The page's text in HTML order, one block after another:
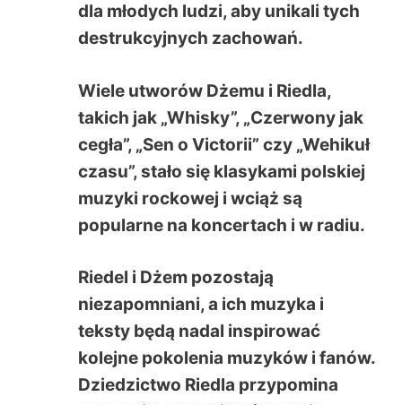
dla młodych ludzi, aby unikali tych
destrukcyjnych zachowań.
Wiele utworów Dżemu i Riedla,
takich jak „Whisky”, „Czerwony jak
cegła”, „Sen o Victorii” czy „Wehikuł
czasu”, stało się klasykami polskiej
muzyki rockowej i wciąż są
popularne na koncertach i w radiu.
Riedel i Dżem pozostają
niezapomniani, a ich muzyka i
teksty będą nadal inspirować
kolejne pokolenia muzyków i fanów.
Dziedzictwo Riedla przypomina